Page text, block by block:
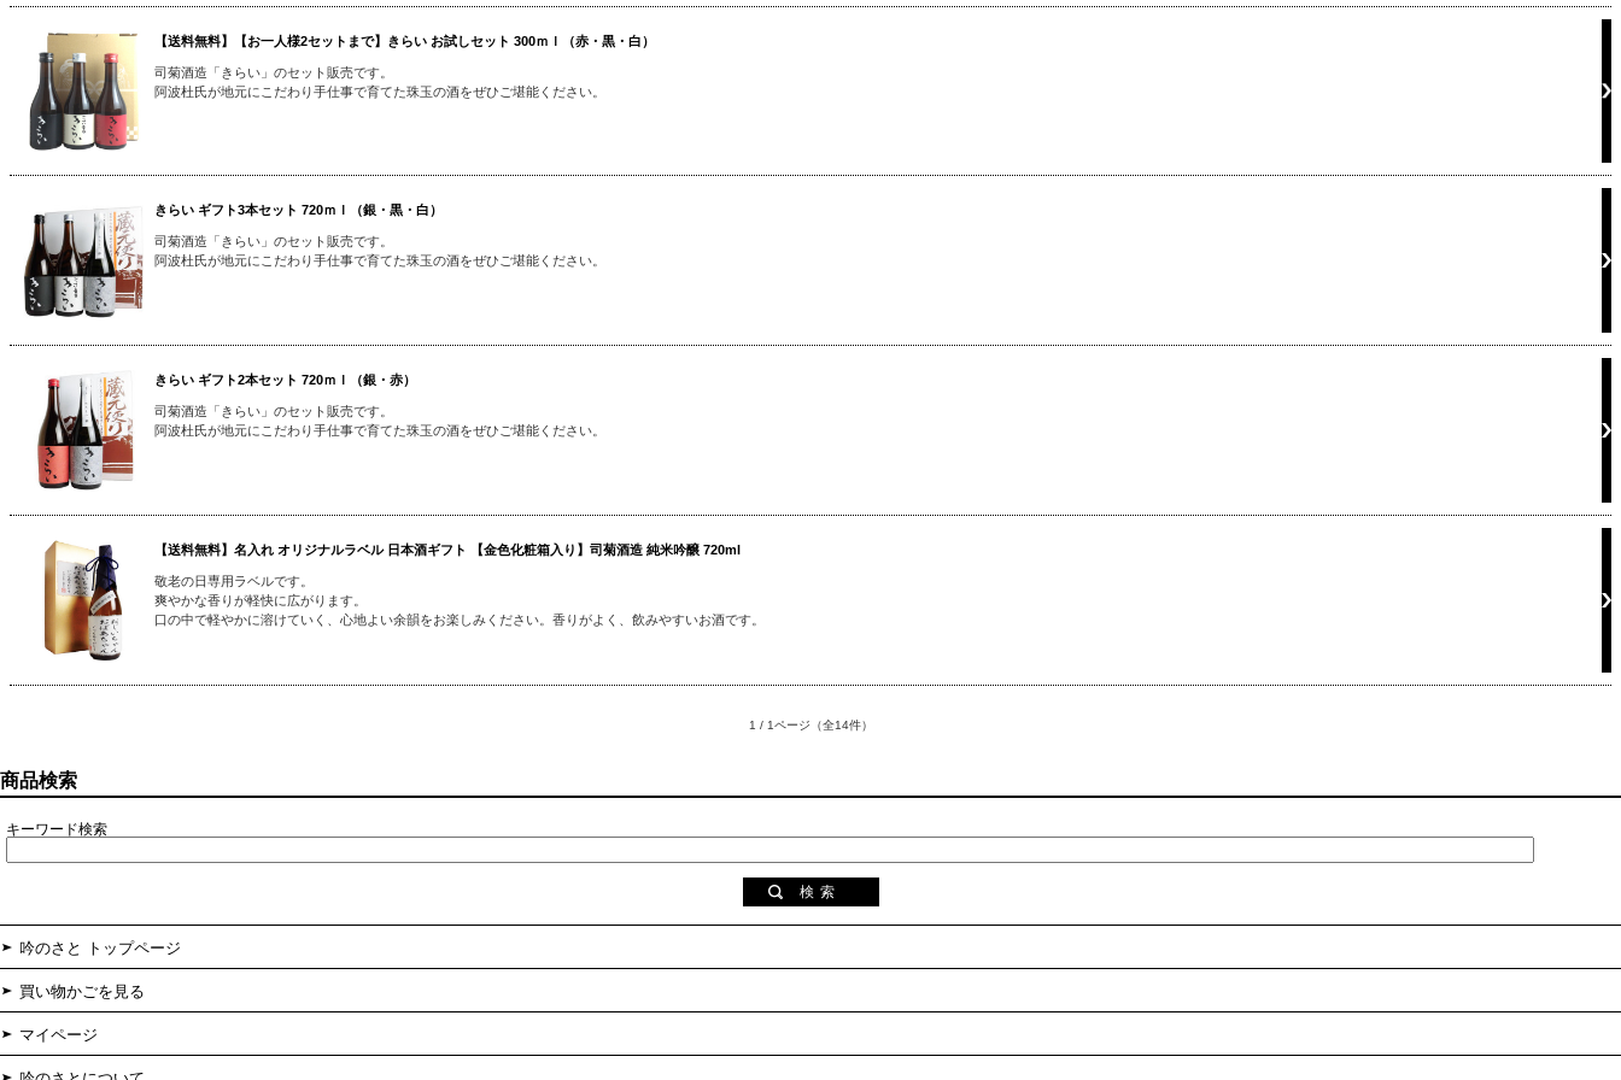
【送料無料】【お一人様2セットまで】きらい お試しセット 300ｍｌ（赤・黒・白）
司菊酒造「きらい」のセット販売です。
阿波杜氏が地元にこだわり手仕事で育てた珠玉の酒をぜひご堪能ください。
きらい ギフト3本セット 720ｍｌ（銀・黒・白）
司菊酒造「きらい」のセット販売です。
阿波杜氏が地元にこだわり手仕事で育てた珠玉の酒をぜひご堪能ください。
きらい ギフト2本セット 720ｍｌ（銀・赤）
司菊酒造「きらい」のセット販売です。
阿波杜氏が地元にこだわり手仕事で育てた珠玉の酒をぜひご堪能ください。
【送料無料】名入れ オリジナルラベル 日本酒ギフト 【金色化粧箱入り】司菊酒造 純米吟醸 720ml
敬老の日専用ラベルです。
爽やかな香りが軽快に広がります。
口の中で軽やかに溶けていく、心地よい余韻をお楽しみください。香りがよく、飲みやすいお酒です。
1 / 1ページ （全14件）
商品検索
キーワード検索
吟のさと トップページ
買い物かごを見る
マイページ